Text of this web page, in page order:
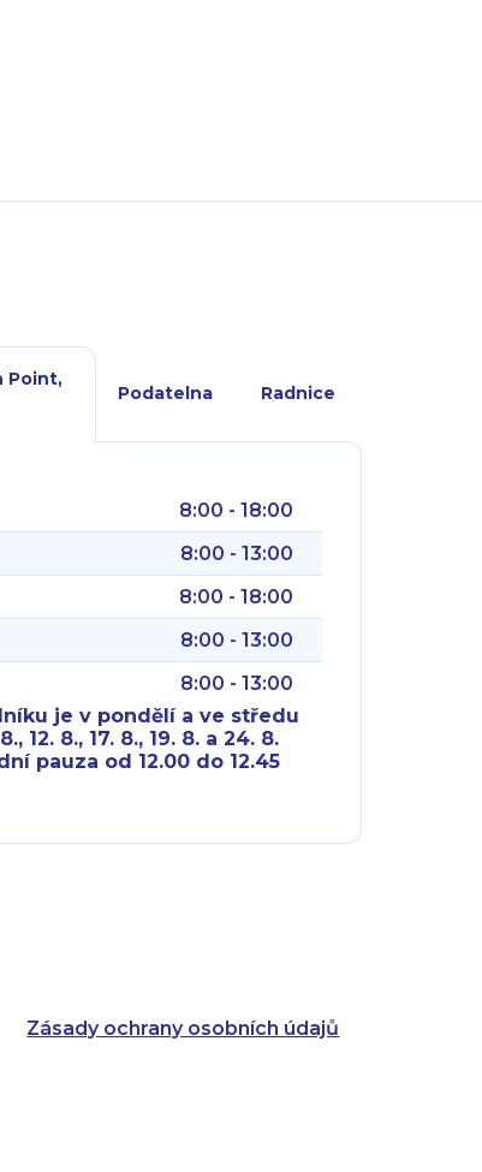
Zásady ochrany osobních údajů
Point,
Podatelna Radnice
8:00 - 18:00
8:00 - 13:00
8:00 - 18:00
8:00 - 13:00
8:00 - 13:00
je v pondělí a ve středu
12. 8., 17. 8., 19. 8. a 24. 8.
pauza od 12.00 do 12.45
8:00 - 14:30